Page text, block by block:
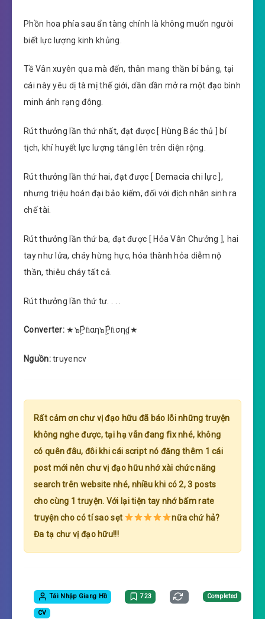
Phồn hoa phía sau ẩn tàng chính là không muốn người
biết lực lượng kinh khủng.
Tề Vân xuyên qua mà đến, thân mang thần bí bảng, tại
cái này yêu dị tà mị thế giới, dần dần mở ra một đạo bình
minh ánh rạng đông.
Rút thưởng lần thứ nhất, đạt được [ Hùng Bác thủ ] bí
tịch, khí huyết lực lượng tăng lên trên diện rộng.
Rút thưởng lần thứ hai, đạt được [ Demacia chi lực ],
nhưng triệu hoán đại bảo kiếm, đối với địch nhân sinh ra
chế tài.
Rút thưởng lần thứ ba, đạt được [ Hỏa Vân Chưởng ], hai
tay như lửa, cháy hừng hực, hóa thành hỏa diễm nộ
thần, thiêu cháy tất cả.
Rút thưởng lần thứ tư. . . .
Converter: ★๖ۣۜPɦαη๖ۣۜPɦσηɠ★
Nguồn:truyencv
Rất cảm ơn chư vị đạo hữu đã báo lỗi những truyện
không nghe được, tại hạ vẫn đang fix nhé, không
có quên đâu, đôi khi cái script nó đăng thêm 1 cái
post mới nên chư vị đạo hữu nhớ xài chức năng
search trên website nhé, nhiều khi có 2, 3 posts
cho cùng 1 truyện. Với lại tiện tay nhớ bấm rate
truyện cho có tí sao sẹt
nữa chứ hả?
Đa tạ chư vị đạo hữu!!!
Tái Nhập Giang Hồ 723 Completed
CV